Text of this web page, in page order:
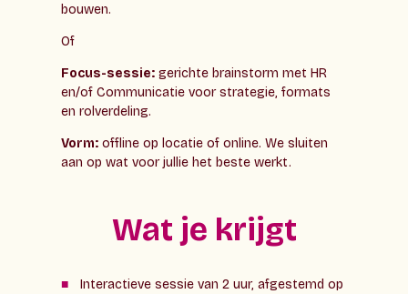
bouwen.
Of
Focus-sessie:gerichte brainstorm met HR
en/of Communicatie voor strategie, formats
en rolverdeling.
Vorm:offline op locatie of online. We sluiten
aan op wat voor jullie het beste werkt.
Wat je krijgt
Interactieve sessie van 2 uur, afgestemd op